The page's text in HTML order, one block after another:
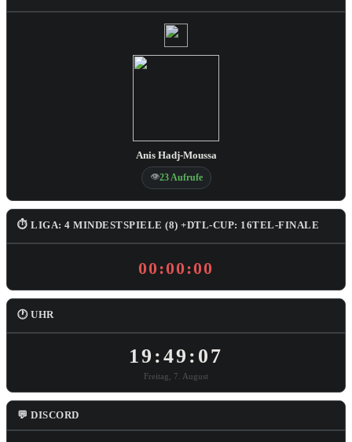
Anis Hadj-Moussa
👁23 Aufrufe
⏱ LIGA: 4 MINDESTSPIELE (8) +DTL-CUP: 16TEL-FINALE
00:00:00
🕐 UHR
19:49:08
Freitag, 7. August
💬 DISCORD